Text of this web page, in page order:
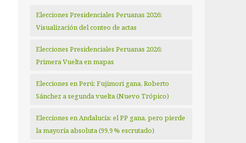
Elecciones Presidenciales Peruanas 2026:
Visualización del conteo de actas
Elecciones Presidenciales Peruanas 2026:
Primera Vuelta en mapas
Elecciones en Perú: Fujimori gana, Roberto
Sánchez a segunda vuelta (Nuevo Trópico)
Elecciones en Andalucía: el PP gana, pero pierde
la mayoría absoluta (99,9 % escrutado)